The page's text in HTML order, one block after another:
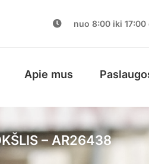
nuo 8:00 iki
Apie mus
– AR26438